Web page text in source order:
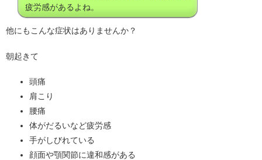
疲労感があるよね。
他にもこんな症状はありませんか？
朝起きて
頭痛
肩こり
腰痛
体がだるいなど疲労感
手がしびれている
顔面や顎関節に違和感がある